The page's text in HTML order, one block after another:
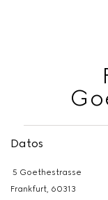
Datos
5 Goethestrasse
Frankfurt, 60313